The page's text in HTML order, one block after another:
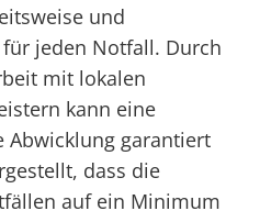
und
jeden Notfall. Durch
mit lokalen
kann eine
Abwicklung garantiert
dass die
auf ein Minimum